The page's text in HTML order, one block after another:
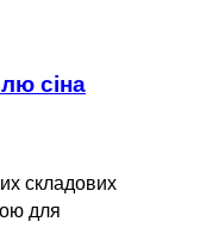
сіна
складових
для